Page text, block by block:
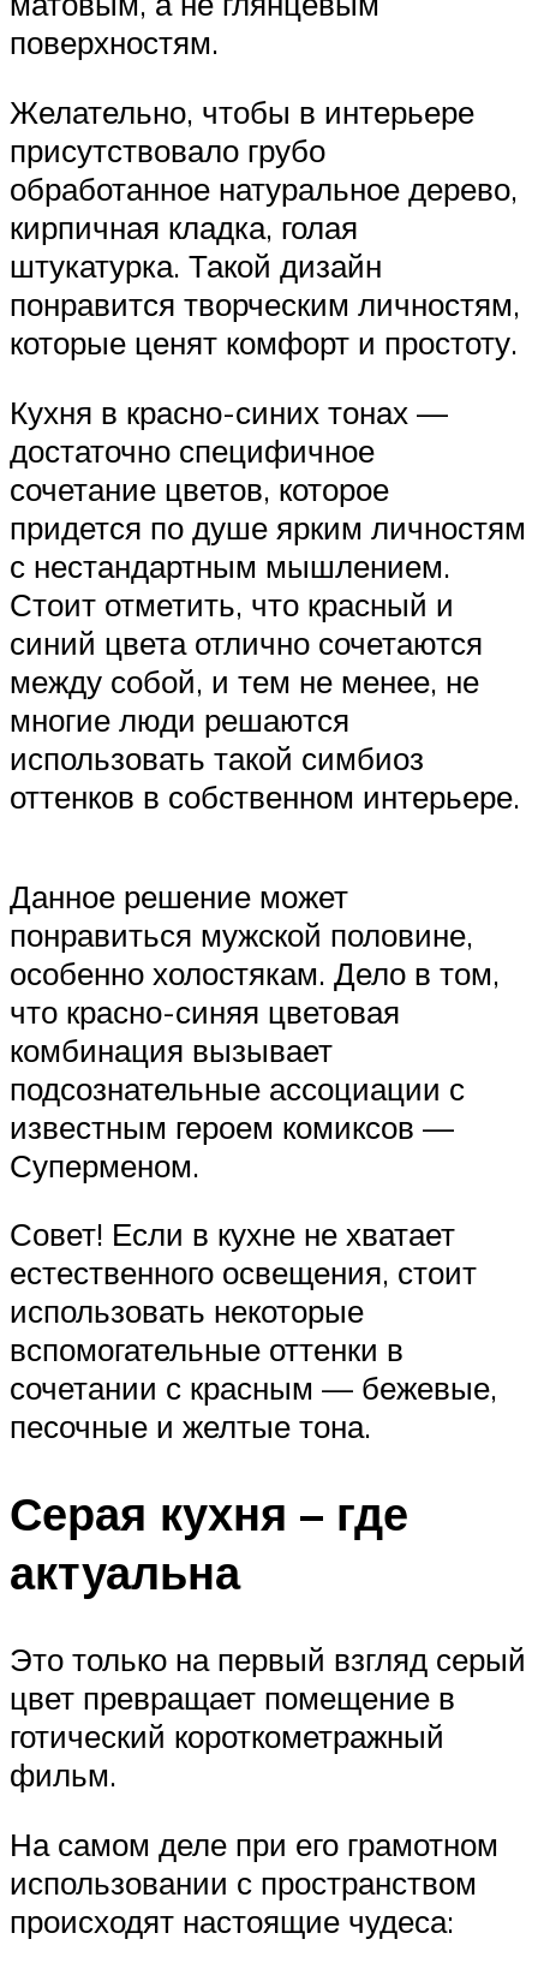
поверхностям.
Желательно, чтобы в интерьере
присутствовало грубо
обработанное натуральное дерево,
кирпичная кладка, голая
штукатурка. Такой дизайн
понравится творческим личностям,
которые ценят комфорт и простоту.
Кухня в красно-синих тонах —
достаточно специфичное
сочетание цветов, которое
придется по душе ярким личностям
с нестандартным мышлением.
Стоит отметить, что красный и
синий цвета отлично сочетаются
между собой, и тем не менее, не
многие люди решаются
использовать такой симбиоз
оттенков в собственном интерьере.
Данное решение может
понравиться мужской половине,
особенно холостякам. Дело в том,
что красно-синяя цветовая
комбинация вызывает
подсознательные ассоциации с
известным героем комиксов —
Суперменом.
Совет! Если в кухне не хватает
естественного освещения, стоит
использовать некоторые
вспомогательные оттенки в
сочетании с красным — бежевые,
песочные и желтые тона.
Серая кухня – где
актуальна
Это только на первый взгляд серый
цвет превращает помещение в
готический короткометражный
фильм.
На самом деле при его грамотном
использовании с пространством
происходят настоящие чудеса: